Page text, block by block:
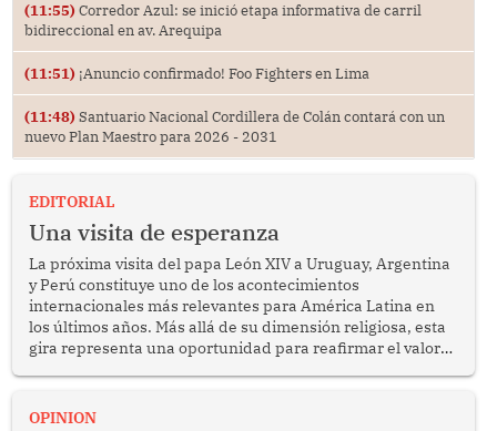
(11:55) Corredor Azul: se inició etapa informativa de carril
bidireccional en av. Arequipa
(11:51) ¡Anuncio confirmado! Foo Fighters en Lima
(11:48) Santuario Nacional Cordillera de Colán contará con un
nuevo Plan Maestro para 2026 - 2031
EDITORIAL
Una visita de esperanza
La próxima visita del papa León XIV a Uruguay, Argentina
y Perú constituye uno de los acontecimientos
internacionales más relevantes para América Latina en
los últimos años. Más allá de su dimensión religiosa, esta
gira representa una oportunidad para reafirmar el valor
enfrenta desafíos en materia de desarrollo, cohesión
OPINION